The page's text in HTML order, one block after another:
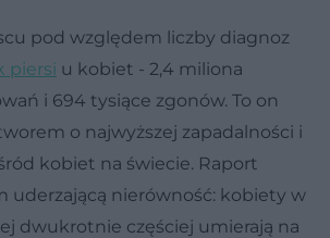
pod względem liczby diagnoz
piersi u kobiet - 2,4 miliona
i 694 tysiące zgonów. To on
o najwyższej zapadalności i
kobiet na świecie. Raport
uderzającą nierówność: kobiety w
dwukrotnie częściej umierają na